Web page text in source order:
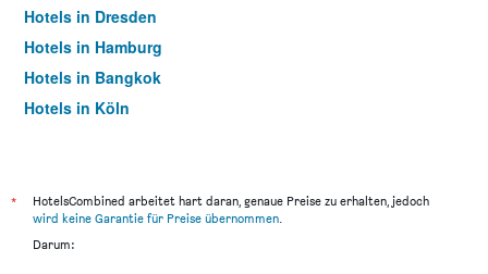
Hotels in Dresden
Hotels in Hamburg
Hotels in Bangkok
Hotels in Köln
*
HotelsCombined arbeitet hart daran, genaue Preise zu erhalten, jedoch
wird keine Garantie für Preise übernommen.
Darum: